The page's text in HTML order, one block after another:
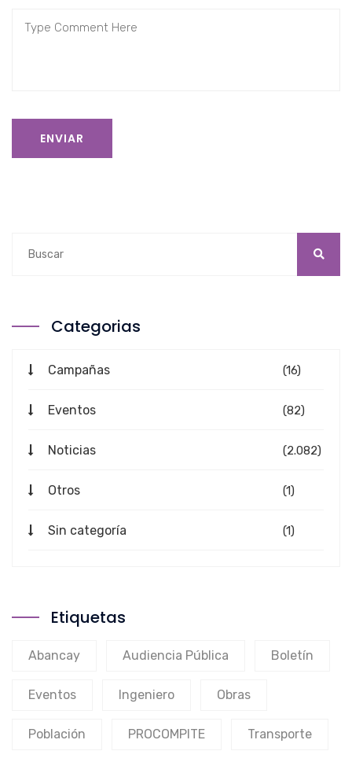
ENVIAR
Categorias
Campañas (16)
Eventos (82)
Noticias (2.082)
Otros (1)
Sin categoría (1)
Etiquetas
Abancay Audiencia Pública Boletín
Eventos Ingeniero Obras
Población PROCOMPITE Transporte